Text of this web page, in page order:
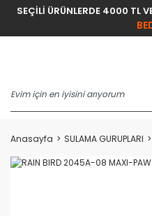
SEÇİLİ ÜRÜNLERDE 4000 TL
Anasayfa SULAMA GURUPLARI